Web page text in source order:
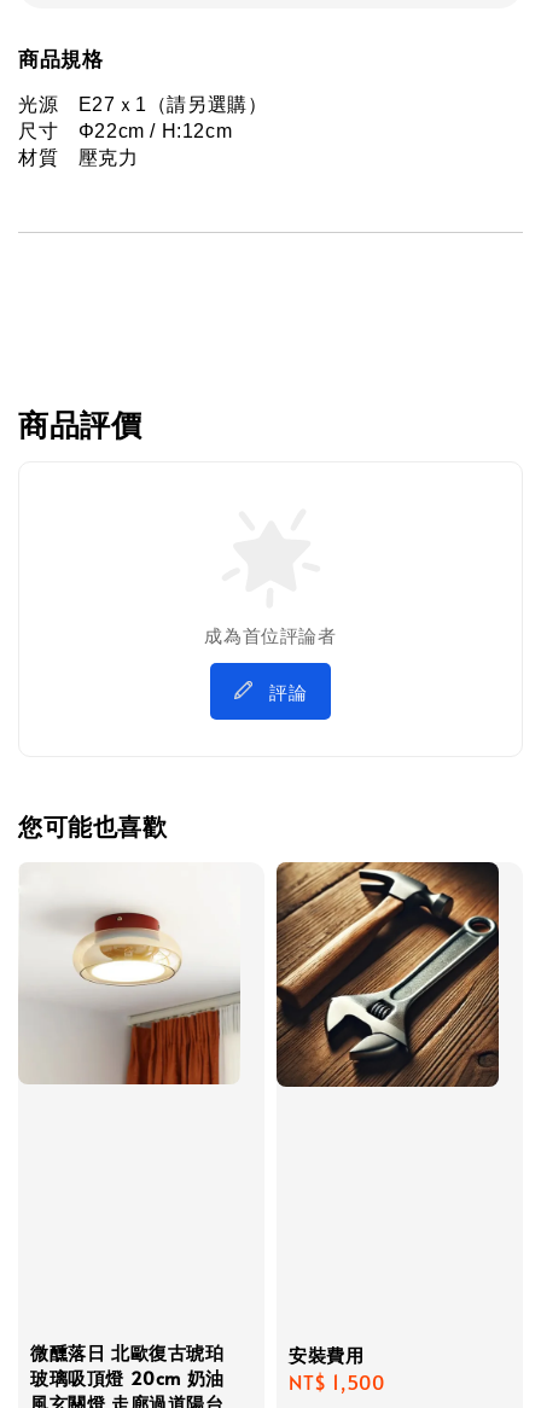
商品規格
光源　E27ｘ1（請另選購）
尺寸　Φ22cm / H:12cm
材質　壓克力
商品評價
成為首位評論者
評論
您可能也喜歡
微醺落日 北歐復古琥珀
玻璃吸頂燈 20cm 奶油
風玄關燈 走廊過道陽台
安裝費用
Regular
NT$ 1,500